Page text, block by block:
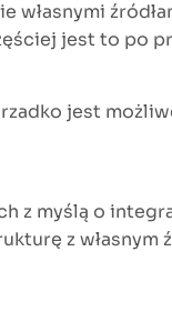
jest to po
jest
myślą o
z